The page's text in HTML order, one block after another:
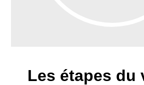
Les étapes du